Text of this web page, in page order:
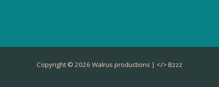
Copyright © 2026 Walrus productions | </>Bzzz